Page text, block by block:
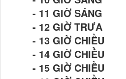
- 11 GIỜ SÁNG
- 12 GIỜ TRƯA
- 13 GIỜ CHIỀU
- 14 GIỜ CHIỀU
- 15 GIỜ CHIỀU